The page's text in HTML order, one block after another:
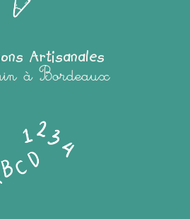
Artisanales
à Bordeaux